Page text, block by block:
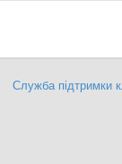
Служба підтримки